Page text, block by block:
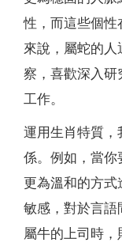
性，而這些個性
來說，屬蛇的
察，喜歡深入研
工作。
運用生肖特質，
係。例如，當你
更為溫和的方式
敏感，對於言語
屬牛的上司時